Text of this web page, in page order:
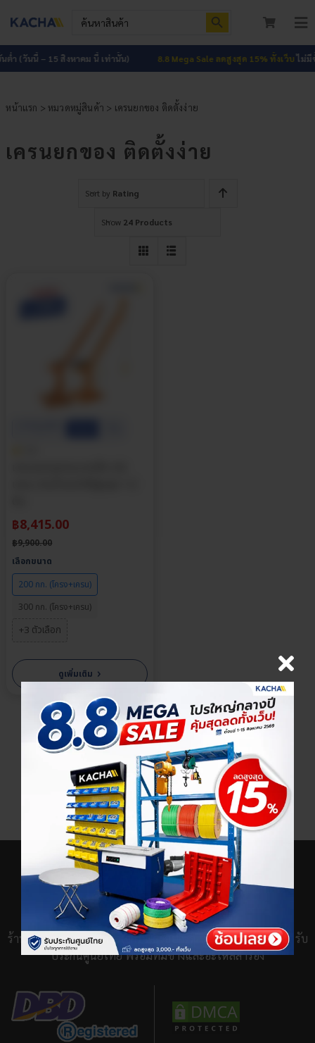
Search
for:
หน้าแรก
ำ (วันนี้ – 15 สิงหาคม นี้ เท่านั้น) 8.8 Mega Sale ลดสูงสุด 15% ทั้งเว็บไม่มีขั้
หน้าแรก >หมวดหมู่สินค้า > เครนยกของ ติดตั้งง่าย
เครนยกของ ติดตั้งง่าย
Sort by Rating
Show 24 Products
฿8,415.00
฿9,900.00
เลือกขนาด
200 กก. (โครง+เครน)
300 กก. (โครง+เครน)
+3 ตัวเลือก
ดูเพิ่มเติม ›
ร้านขายชั้นวางของ เครื่องจักร และอุปกรณ์ช่างกว่า 100 รายการ รับ
ประกันศูนย์ไทย พร้อมทีมช่างและอะไหล่สำรอง
เลือกตัวเลือกสินค้า